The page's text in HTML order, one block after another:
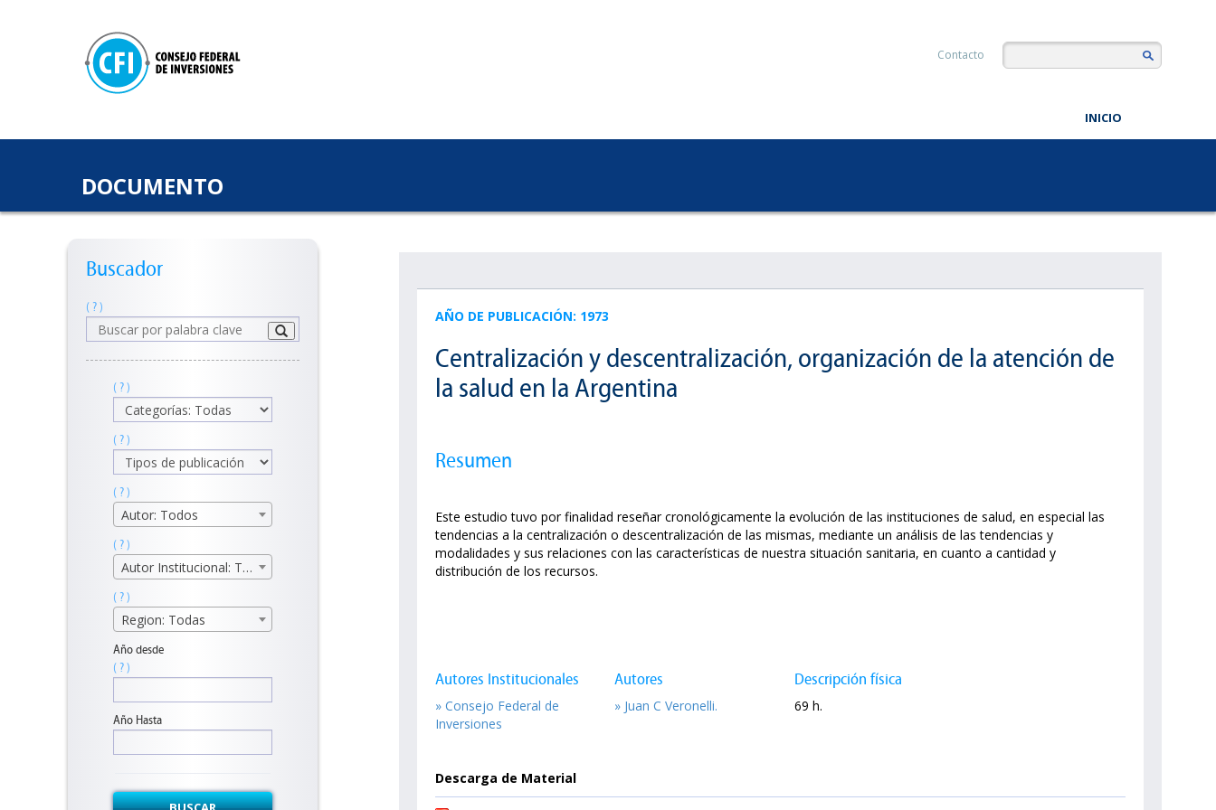
Contacto
INICIO
DOCUMENTO
Buscador
( ? )
( ? )
( ? )
( ? )
Autor: Todos
( ? )
Autor Institucional: Todos
( ? )
Region: Todas
Año desde
( ? )
Año Hasta
AÑO DE PUBLICACIÓN: 1973
Centralización y descentralización, organización de la atención de
la salud en la Argentina
Resumen
Este estudio tuvo por finalidad reseñar cronológicamente la evolución de las instituciones de salud, en especial las
tendencias a la centralización o descentralización de las mismas, mediante un análisis de las tendencias y
modalidades y sus relaciones con las características de nuestra situación sanitaria, en cuanto a cantidad y
distribución de los recursos.
Autores Institucionales
» Consejo Federal de
Inversiones
Autores
» Juan C Veronelli.
Descripción física
69 h.
Descarga de Material